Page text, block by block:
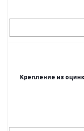
Крепление из